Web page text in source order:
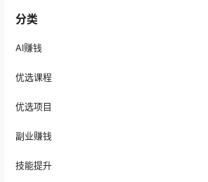
分类
AI赚钱
优选课程
优选项目
副业赚钱
技能提升